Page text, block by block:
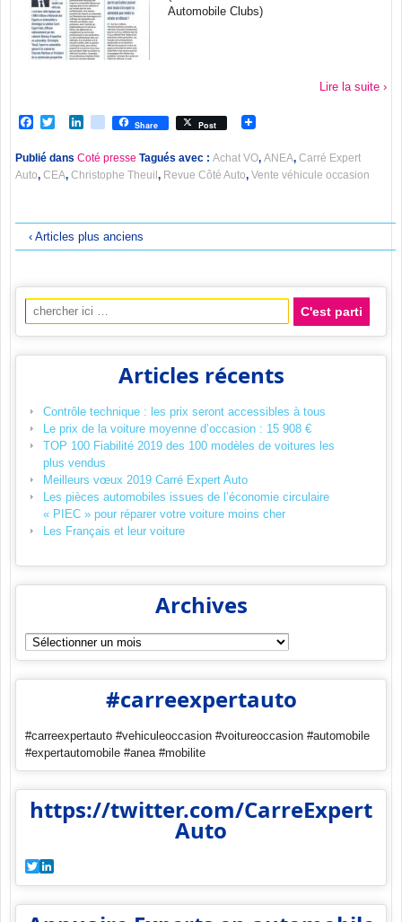
Automobile Clubs)
Lire la suite ›
Facebook
TwitterLinkedIn
viadeoShare Post
Publié dans Coté presse Tagués avec : Achat VO, ANEA, Carré Expert
Auto, CEA, Christophe Theuil, Revue Côté Auto, Vente véhicule occasion
‹ Articles plus anciens
Recherche pour:
Articles récents
Contrôle technique : les prix seront accessibles à tous
Le prix de la voiture moyenne d’occasion : 15 908 €
TOP 100 Fiabilité 2019 des 100 modèles de voitures les
plus vendus
Meilleurs vœux 2019 Carré Expert Auto
Les pièces automobiles issues de l’économie circulaire
« PIEC » pour réparer votre voiture moins cher
Les Français et leur voiture
Archives
Archives
#carreexpertauto
#carreexpertauto #vehiculeoccasion #voitureoccasion #automobile
#expertautomobile #anea #mobilite
https://twitter.com/CarreExpert
Auto
Twitter